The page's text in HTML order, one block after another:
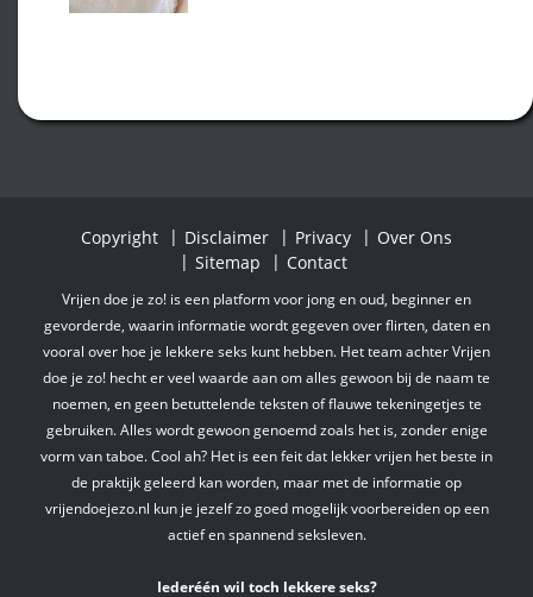
Copyright Disclaimer Privacy
Over Ons
Sitemap
Contact
Vrijen doe je zo! is een platform voor jong en oud, beginner en
gevorderde, waarin informatie wordt gegeven over flirten, daten en
vooral over hoe je lekkere seks kunt hebben. Het team achter Vrijen
doe je zo! hecht er veel waarde aan om alles gewoon bij de naam te
noemen, en geen betuttelende teksten of flauwe tekeningetjes te
gebruiken. Alles wordt gewoon genoemd zoals het is, zonder enige
vorm van taboe. Cool ah? Het is een feit dat lekker vrijen het beste in
de praktijk geleerd kan worden, maar met de informatie op
vrijendoejezo.nl kun je jezelf zo goed mogelijk voorbereiden op een
actief en spannend seksleven.
Iederéén wil toch lekkere seks?